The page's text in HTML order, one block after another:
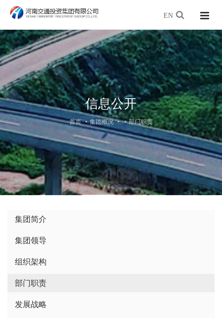
EN
信息公开
首页 集团概况 部门职责
集团简介
集团领导
组织架构
部门职责
发展战略